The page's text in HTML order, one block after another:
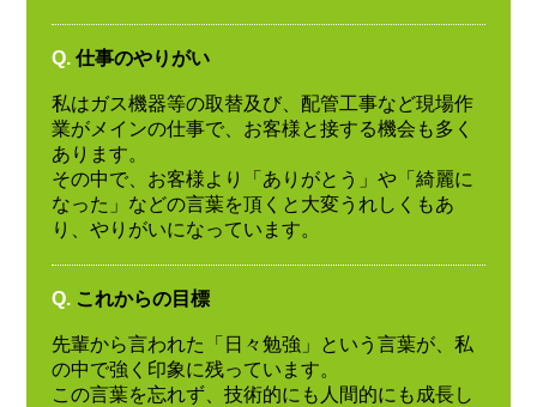
Q. 仕事のやりがい
私はガス機器等の取替及び、配管工事など現場作
業がメインの仕事で、お客様と接する機会も多く
あります。
その中で、お客様より「ありがとう」や「綺麗に
なった」などの言葉を頂くと大変うれしくもあ
り、やりがいになっています。
Q. これからの目標
先輩から言われた「日々勉強」という言葉が、私
の中で強く印象に残っています。
この言葉を忘れず、技術的にも人間的にも成長し